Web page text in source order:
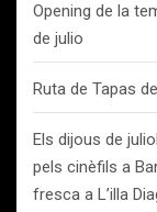
Opening de la
de julio
Ruta de Tapas
Els dijous de
pels cinèfils a
fresca a L’illa